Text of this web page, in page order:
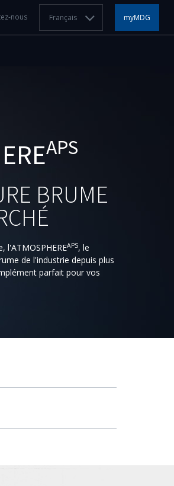
nous Français myMDG
APS
BRUME
l'ATMOSPHEREAPS, le
de l'industrie depuis plus
parfait pour vos